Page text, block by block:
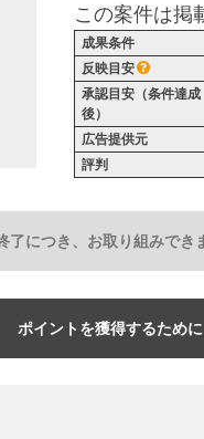
この案件は掲
成果条件
反映目安
承認目安（条件達成
後）
広告提供元
評判
了につき、お取り組みでき
ポイントを獲得するために